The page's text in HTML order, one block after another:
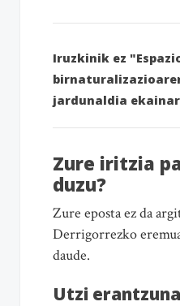
Iruzkinik ez
jardunaldia
Zure iritzia
duzu?
Zure eposta ez da
Derrigorrezko
daude.
Utzi erantzuna